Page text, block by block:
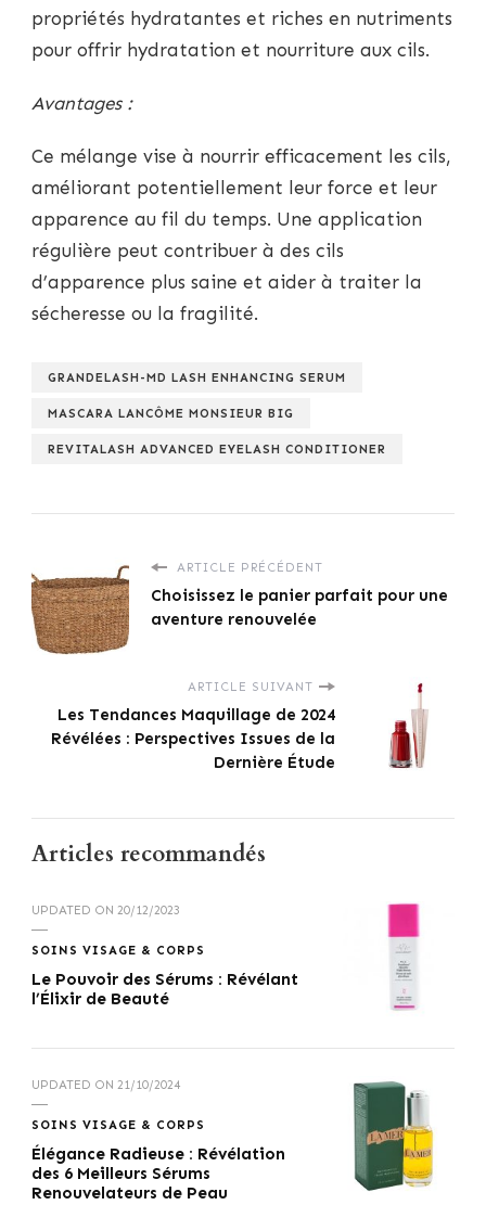
propriétés hydratantes et riches en nutriments
pour offrir hydratation et nourriture aux cils.
Avantages :
Ce mélange vise à nourrir efficacement les cils,
améliorant potentiellement leur force et leur
apparence au fil du temps. Une application
régulière peut contribuer à des cils
d’apparence plus saine et aider à traiter la
sécheresse ou la fragilité.
GRANDELASH-MD LASH ENHANCING SERUM
MASCARA LANCÔME MONSIEUR BIG
REVITALASH ADVANCED EYELASH CONDITIONER
ARTICLE PRÉCÉDENT
Choisissez le panier parfait pour une
aventure renouvelée
ARTICLE SUIVANT
Les Tendances Maquillage de 2024
Révélées : Perspectives Issues de la
Dernière Étude
Articles recommandés
UPDATED ON 20/12/2023
SOINS VISAGE & CORPS
Le Pouvoir des Sérums : Révélant
l’Élixir de Beauté
UPDATED ON 21/10/2024
SOINS VISAGE & CORPS
Élégance Radieuse : Révélation
des 6 Meilleurs Sérums
Renouvelateurs de Peau